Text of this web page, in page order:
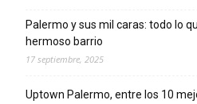
Palermo y sus mil caras: todo lo
hermoso barrio
17 septiembre, 2025
Uptown Palermo, entre los 10